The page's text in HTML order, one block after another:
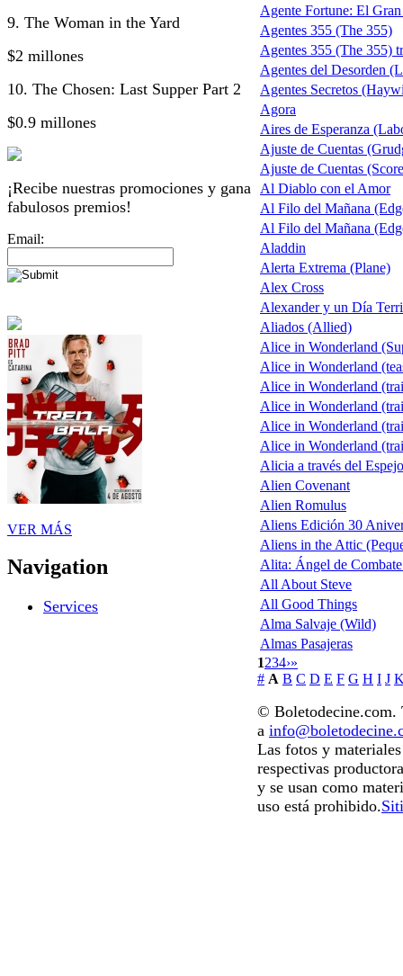
9. The Woman in the Yard
$2 millones
10. The Chosen: Last Supper Part 2
$0.9 millones
¡Recibe nuestras promociones y gana
fabulosos premios!
Email:
VER MÁS
Navigation
Services
Agente Fortune: El
Agentes 355 (The 355)
Agentes 355 (The 355)
Agentes del Desorden
Agentes Secretos
Agora
Aires de Esperanza
Ajuste de Cuentas
Ajuste de Cuentas
Al Diablo con el Amor
Al Filo del Mañana
Al Filo del Mañana
Aladdin
Alerta Extrema (Plane)
Alex Cross
Alexander y un Día
Aliados (Allied)
Alice in Wonderland
Alice in Wonderland
Alice in Wonderland
Alice in Wonderland
Alice in Wonderland
Alice in Wonderland
Alicia a través del
Alien Covenant
Alien Romulus
Aliens Edición 30
Aliens in the Attic
Alita: Ángel de
All About Steve
All Good Things
Alma Salvaje (Wild)
Almas Pasajeras
1234›»
# A B C D E F G H I J
© Boletodecine.com.
a
Las fotos y
respectivas
y se usan como
uso está prohibido.